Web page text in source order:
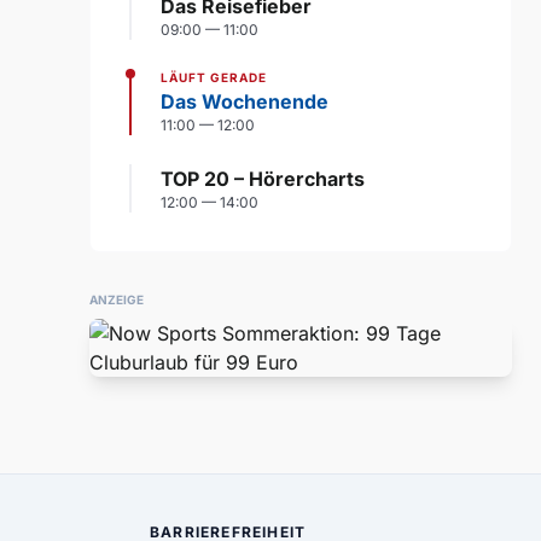
Das Reisefieber
09:00 — 11:00
LÄUFT GERADE
Das Wochenende
11:00 — 12:00
TOP 20 – Hörercharts
12:00 — 14:00
ANZEIGE
BARRIEREFREIHEIT